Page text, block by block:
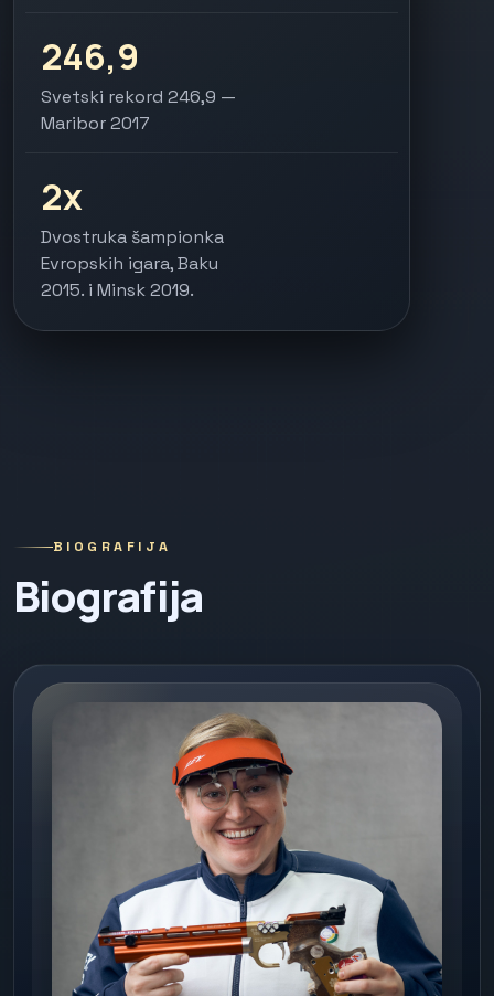
246,9
Svetski rekord 246,9 —
Maribor 2017
2x
Dvostruka šampionka
Evropskih igara, Baku
2015. i Minsk 2019.
BIOGRAFIJA
Biografija